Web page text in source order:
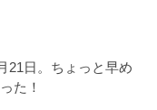
21日。ちょっと早め
た！